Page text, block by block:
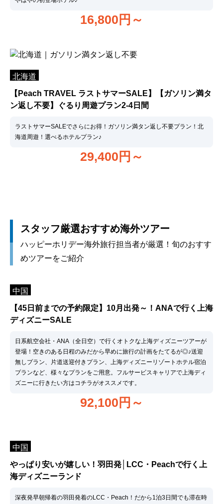
16,800 円～
北海道
【Peach TRAVEL ラストサマーSALE】【ガソリン満タ
ン返し不要】ぐるり周遊プラン2-4日間
ラストサマーSALEでさらにお得！ガソリン満タン返し不要プラン！北
海道周遊！選べるホテルプラン♪
29,400 円～
スタッフ厳選おすすめ海外ツアー
ハッピーホリデー海外旅行担当者が厳選！旬のおすす
めツアーをご紹介
中国
【45日前までの予約限定】10月出発～！ANAで行く上海
ディズニーSALE
日系航空会社・ANA（全日空）で行くオトクな上海ディズニーツアーが
登場！空きのある日程のみだから早めに旅行の計画をたてるが◎♪送迎
無しプラン、片道送迎付きプラン、上海ディズニーリゾートホテル宿泊
プランなど、様々なプランをご用意。フルサービスキャリアで上海ディ
ズニーに行きたい方はコチラがオススメです。
92,100 円～
中国
やっぱり安いが嬉しい！羽田発│LCC・Peachで行く上
海ディズニーランド
深夜発早朝帰着の羽田発着のLCC・Peach！だから1泊3日間でも滞在時